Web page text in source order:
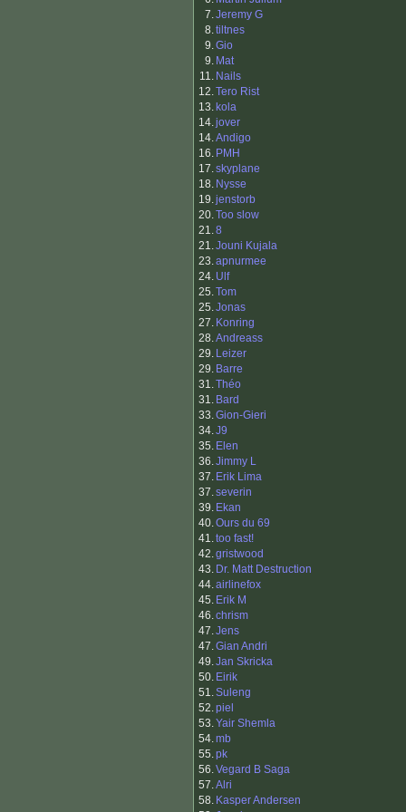
7.Jeremy G
8.tiltnes
9.Gio
9. Mat
11. Nails
12.Tero Rist
13. kola
14.jover
14.Andigo
16. PMH
17.skyplane
18. Nysse
19.jenstorb
20.Too slow
21.8
21.Jouni Kujala
23.apnurmee
24. Ulf
25.Tom
25.Jonas
27. Konring
28.Andreass
29. Leizer
29. Barre
31.Théo
31. Bard
33.Gion-Gieri
34.J9
35. Elen
36.Jimmy L
37. Erik Lima
37.severin
39. Ekan
40.Ours du 69
41.too fast!
42.gristwood
43. Dr. Matt Destruction
44.airlinefox
45. Erik M
46.chrism
47.Jens
47.Gian Andri
49.Jan Skricka
50. Eirik
51.Suleng
52.piel
53.Yair Shemla
54.mb
55.pk
56.Vegard B Saga
57.Alri
58. Kasper Andersen